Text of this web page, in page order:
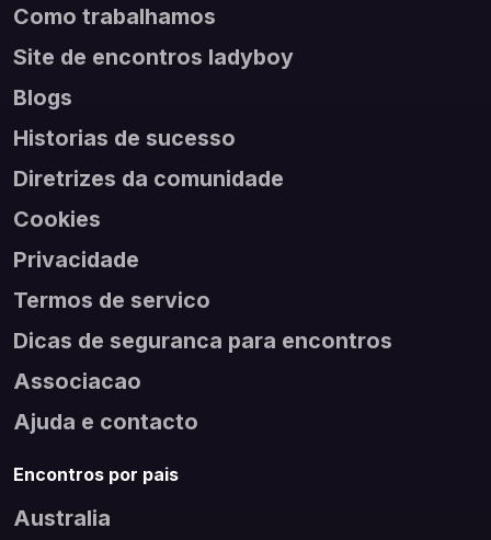
Como trabalhamos
Site de encontros ladyboy
Blogs
Historias de sucesso
Diretrizes da comunidade
Cookies
Privacidade
Termos de servico
Dicas de seguranca para encontros
Associacao
Ajuda e contacto
Encontros por pais
Australia